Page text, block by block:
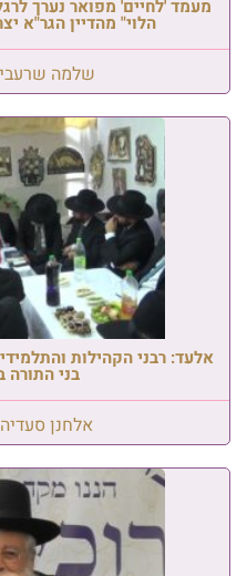
מעמד 'לחיים' מפואר נערך
הלוי" מהדיין הגר"א
שלמה
אלעד: רבני הקהילות
בני התורה
אלחנן סעדיה